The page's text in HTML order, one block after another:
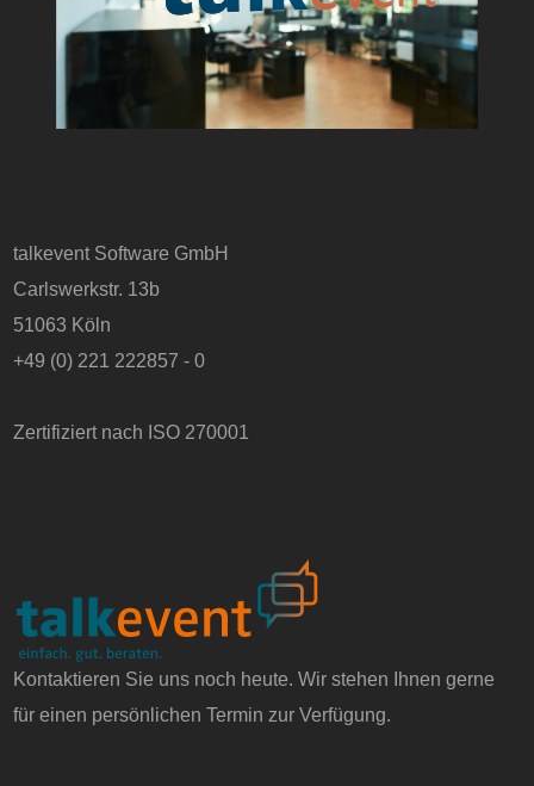
talkevent Software GmbH
Carlswerkstr. 13b
51063 Köln
+49 (0) 221 222857 - 0
Zertifiziert nach ISO 270001
Kontaktieren Sie uns noch heute. Wir stehen Ihnen gerne
für einen persönlichen Termin zur Verfügung.